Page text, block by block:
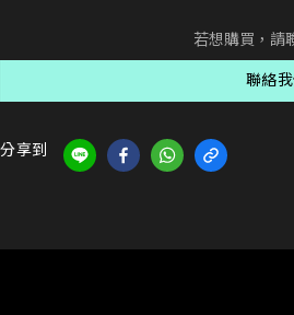
若想購買，請
聯絡
分享到